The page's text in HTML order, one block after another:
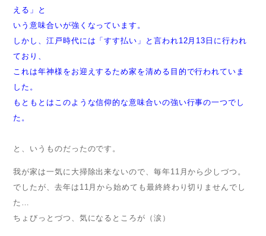
える」と
いう意味合いが強くなっています。
しかし、江戸時代には「すす払い」と言われ12月13日に行われ
ており、
これは年神様をお迎えするため家を清める目的で行われていま
した。
もともとはこのような信仰的な意味合いの強い行事の一つでし
た。
と、いうものだったのです。
我が家は一気に大掃除出来ないので、毎年11月から少しづつ。
でしたが、去年は11月から始めても最終終わり切りませんでし
た…
ちょびっとづつ、気になるところが（涙）